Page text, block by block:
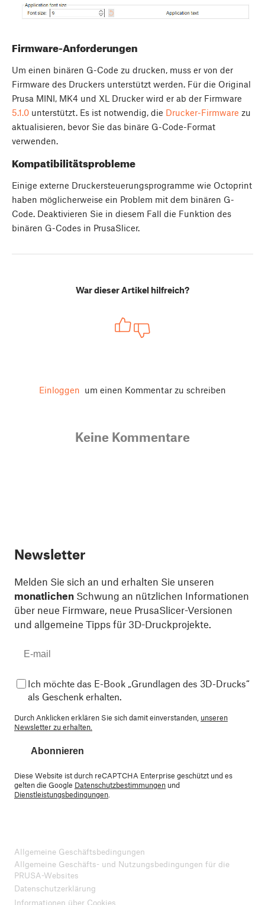
Firmware-Anforderungen
Um einen binären G-Code zu drucken, muss er von der
Firmware des Druckers unterstützt werden. Für die Original
Prusa MINI, MK4 und XL Drucker wird er ab der Firmware
5.1.0 unterstützt. Es ist notwendig, die Drucker-Firmware zu
aktualisieren, bevor Sie das binäre G-Code-Format
verwenden.
Kompatibilitätsprobleme
Einige externe Druckersteuerungsprogramme wie Octoprint
haben möglicherweise ein Problem mit dem binären G-
Code. Deaktivieren Sie in diesem Fall die Funktion des
binären G-Codes in PrusaSlicer.
War dieser Artikel hilfreich?
Einloggen um einen Kommentar zu schreiben
Keine Kommentare
Newsletter
Melden Sie sich an und erhalten Sie unseren
monatlichen Schwung an nützlichen Informationen
über neue Firmware, neue PrusaSlicer-Versionen
und allgemeine Tipps für 3D-Druckprojekte.
Ich möchte das E-Book „Grundlagen des 3D-Drucks“
als Geschenk erhalten.
Durch Anklicken erklären Sie sich damit einverstanden, unseren
Newsletter zu erhalten.
Abonnieren
Diese Website ist durch reCAPTCHA Enterprise geschützt und es
gelten die Google Datenschutzbestimmungen und
Dienstleistungsbedingungen.
Allgemeine Geschäftsbedingungen
Allgemeine Geschäfts- und Nutzungsbedingungen für die
PRUSA-Websites
Datenschutzerklärung
Informationen über Cookies